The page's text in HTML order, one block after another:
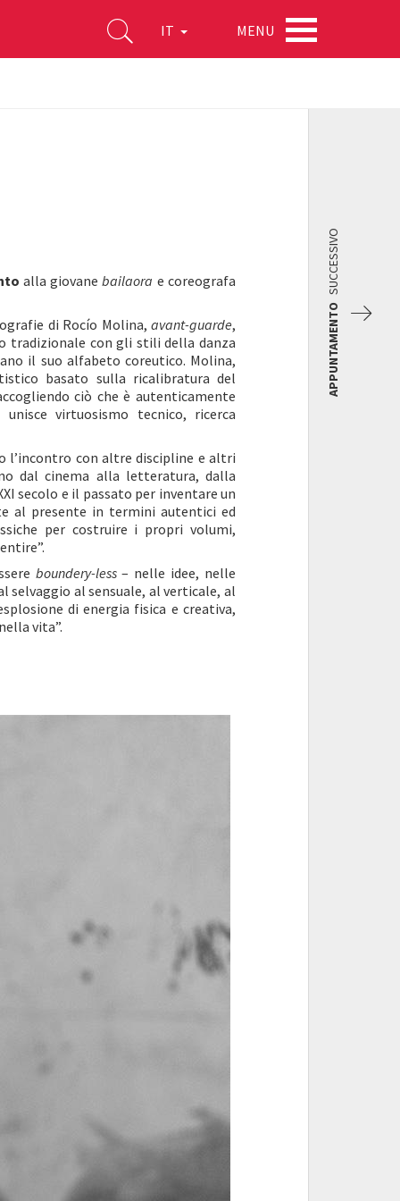
IT MENU
alla giovanebailaora e coreografa
di Rocío Molina, avant-guarde,
tradizionale con gli stili della danza
il suo alfabeto coreutico. Molina,
basato sulla ricalibratura del
ciò che è autenticamente
virtuosismo tecnico, ricerca
l’incontro con altre discipline e altri
dal cinema alla letteratura, dalla
secolo e il passato per inventare un
al presente in termini autentici ed
per costruire i propri volumi,
boundery-less– nelle idee, nelle
selvaggio al sensuale, al verticale, al
di energia fisica e creativa,
vita”.
APPUNTAMENTO
SUCCESSIVO